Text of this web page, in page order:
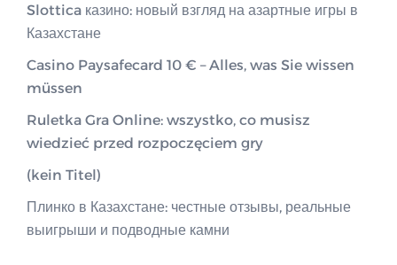
Slottica казино: новый взгляд на азартные игры в
Казахстане
Casino Paysafecard 10 € – Alles, was Sie wissen
müssen
Ruletka Gra Online: wszystko, co musisz
wiedzieć przed rozpoczęciem gry
(kein Titel)
Плинко в Казахстане: честные отзывы, реальные
выигрыши и подводные камни